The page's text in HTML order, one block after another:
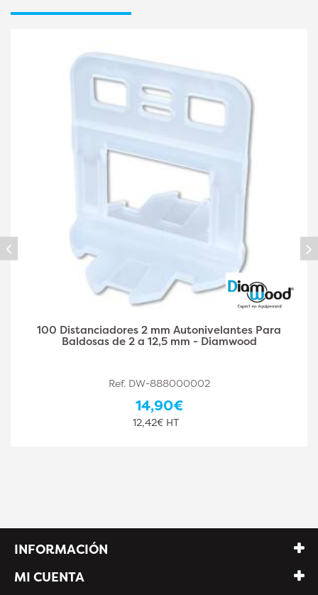
Alicates de cuña de cruceta autonivelantes -
Diamwood
Ref. DW-888000004
16,50€
13,75€ HT
INFORMACIÓN
MI CUENTA